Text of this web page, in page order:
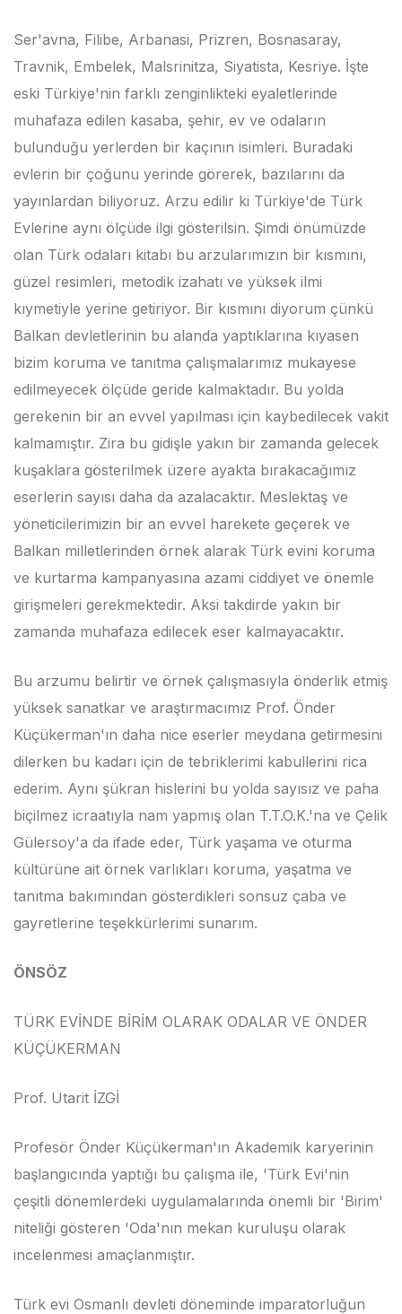
Ser'avna, Filibe, Arbanasi, Prizren, Bosnasaray,
Travnik, Embelek, Malsrinitza, Siyatista, Kesriye. İşte
eski Türkiye'nin farklı zenginlikteki eyaletlerinde
muhafaza edilen kasaba, şehir, ev ve odaların
bulunduğu yerlerden bir kaçının isimleri. Buradaki
evlerin bir çoğunu yerinde görerek, bazılarını da
yayınlardan biliyoruz. Arzu edilir ki Türkiye'de Türk
Evlerine aynı ölçüde ilgi gösterilsin. Şimdi önümüzde
olan Türk odaları kitabı bu arzularımızın bir kısmını,
güzel resimleri, metodik izahatı ve yüksek ilmi
kıymetiyle yerine getiriyor. Bir kısmını diyorum çünkü
Balkan devletlerinin bu alanda yaptıklarına kıyasen
bizim koruma ve tanıtma çalışmalarımız mukayese
edilmeyecek ölçüde geride kalmaktadır. Bu yolda
gerekenin bir an evvel yapılması için kaybedilecek vakit
kalmamıştır. Zira bu gidişle yakın bir zamanda gelecek
kuşaklara gösterilmek üzere ayakta bırakacağımız
eserlerin sayısı daha da azalacaktır. Meslektaş ve
yöneticilerimizin bir an evvel harekete geçerek ve
Balkan milletlerinden örnek alarak Türk evini koruma
ve kurtarma kampanyasına azami ciddiyet ve önemle
girişmeleri gerekmektedir. Aksi takdirde yakın bir
zamanda muhafaza edilecek eser kalmayacaktır.
Bu arzumu belirtir ve örnek çalışmasıyla önderlik etmiş
yüksek sanatkar ve araştırmacımız Prof. Önder
Küçükerman'ın daha nice eserler meydana getirmesini
dilerken bu kadarı için de tebriklerimi kabullerini rica
ederim. Aynı şükran hislerini bu yolda sayısız ve paha
biçilmez icraatıyla nam yapmış olan T.T.O.K.'na ve Çelik
Gülersoy'a da ifade eder, Türk yaşama ve oturma
kültürüne ait örnek varlıkları koruma, yaşatma ve
tanıtma bakımından gösterdikleri sonsuz çaba ve
gayretlerine teşekkürlerimi sunarım.
ÖNSÖZ
TÜRK EVİNDE BİRİM OLARAK ODALAR VE ÖNDER
KÜÇÜKERMAN
Prof. Utarit İZGİ
Profesör Önder Küçükerman'ın Akademik karyerinin
başlangıcında yaptığı bu çalışma ile, 'Türk Evi'nin
çeşitli dönemlerdeki uygulamalarında önemli bir 'Birim'
niteliği gösteren 'Oda'nın mekan kuruluşu olarak
incelenmesi amaçlanmıştır.
Türk evi Osmanlı devleti döneminde imparatorluğun